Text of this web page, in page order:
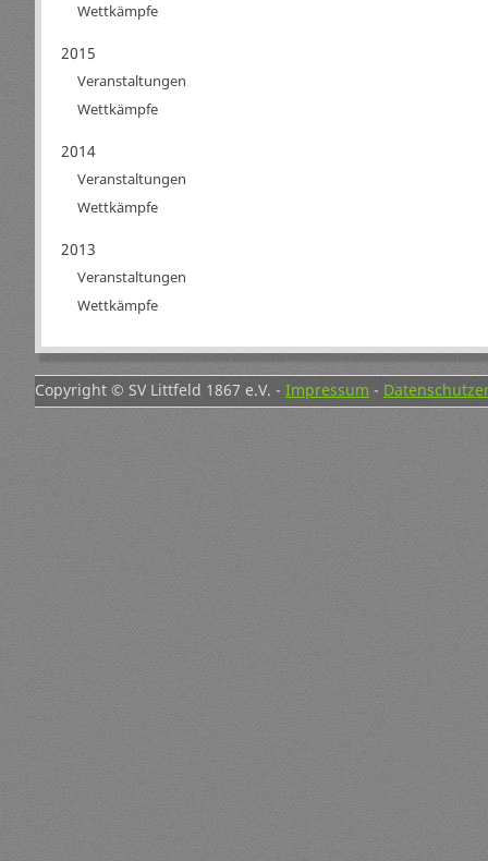
Wettkämpfe
2015
Veranstaltungen
Wettkämpfe
2014
Veranstaltungen
Wettkämpfe
2013
Veranstaltungen
Wettkämpfe
Copyright © SV Littfeld 1867 e.V. - Impressum -